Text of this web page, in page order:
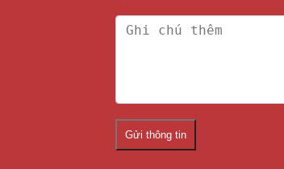
Gửi thông tin